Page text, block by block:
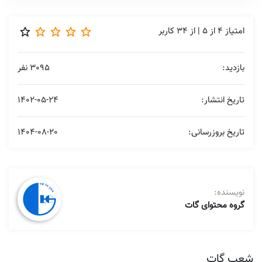
امتیاز 4 از5 | از 34 کاربر
بازدید: 3095 نفر
تاریخ انتشار: 1402-05-24
تاریخ بروزرسانی: 1404-08-20
نویسنده:
گروه محتوای گات